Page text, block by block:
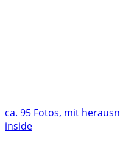
ca. 95 Fotos, mit
inside